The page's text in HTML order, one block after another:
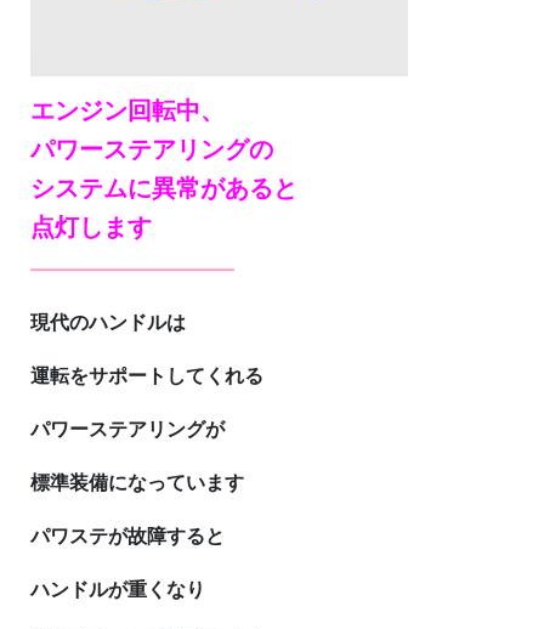
エンジン回転中、
パワーステアリングの
システムに異常があると
点灯します
——————————–
現代のハンドルは
運転をサポートしてくれる
パワーステアリングが
標準装備になっています
パワステが故障すると
ハンドルが重くなり